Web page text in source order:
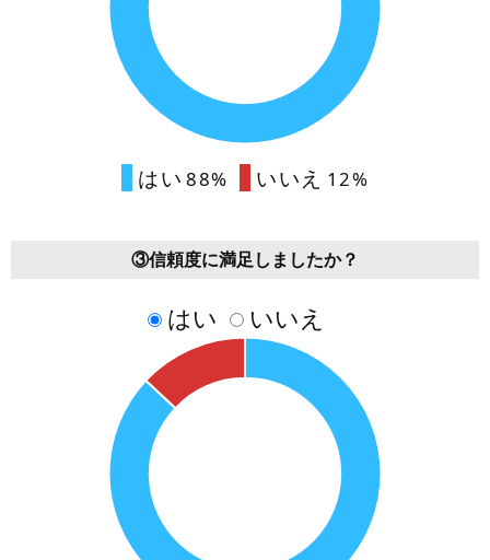
はい 88% いいえ 12%
③信頼度に満足しましたか？
はい いいえ